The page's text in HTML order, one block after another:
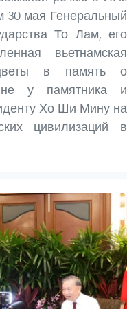
30 мая Генеральный
То Лам, его
вьетнамская
в память о
у памятника и
Хо Ши Мину на
цивилизаций в